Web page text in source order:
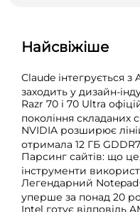
Найсвіжіше
Claude інтегрується
заходить у дизайн-
Razr 70 і 70 Ultra
покоління складаних
NVIDIA розширює
отримала 12 ГБ GDDR7
Парсинг сайтів: що
інструменти
Легендарний
уперше за понад 20
Intel готує відповідь